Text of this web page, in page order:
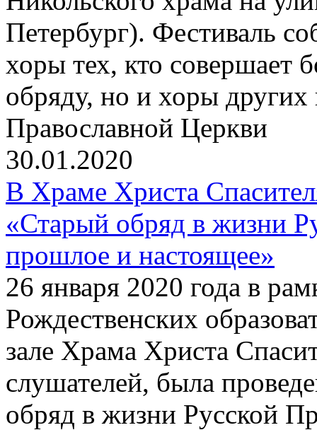
Петербург). Фестиваль
хоры тех, кто совершает
обряду, но и хоры других
Православной Церкви
30.01.2020
В Храме Христа
«Старый обряд в жизни
прошлое и настоящее»
26 января 2020 года в
Рождественских
зале Храма Христа
слушателей, была
обряд в жизни Русской